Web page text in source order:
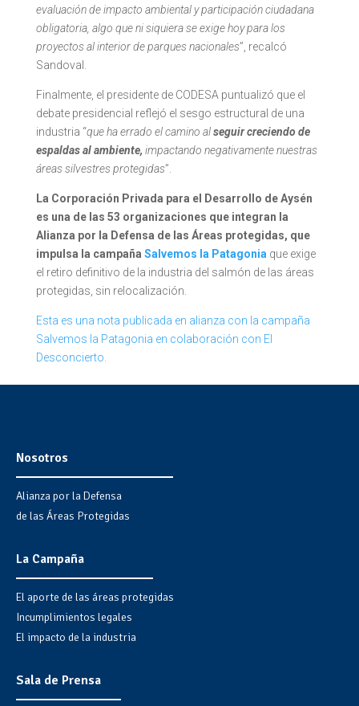
evaluación de impacto ambiental y participación ciudadana
obligatoria, algo que ni siquiera se exige hoy para los
proyectos al interior de parques nacionales”, recalcó
Sandoval.
Finalmente, el presidente de CODESA puntualizó que el
debate presidencial reflejó el sesgo estructural de una
industria “que ha errado el camino alseguir creciendo de
espaldas al ambiente, impactando negativamente nuestras
áreas silvestres protegidas”.
La Corporación Privada para el Desarrollo de Aysén
es una de las 53 organizaciones que integran la
Alianza por la Defensa de las Áreas protegidas, que
impulsa la campaña Salvemos la Patagonia que exige
el retiro definitivo de la industria del salmón de las áreas
protegidas, sin relocalización.
Esta es una nota publicada en alianza con la campaña
Salvemos la Patagonia en colaboración con El
Desconcierto.
Nosotros
Alianza por la Defensa
de las Áreas Protegidas
La Campaña
El aporte de las áreas protegidas
Incumplimientos legales
El impacto de la industria
Sala de Prensa